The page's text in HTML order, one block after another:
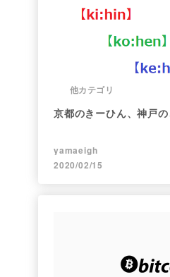
他カテゴリ
京都のきーひん、神戸
yamaeigh
2020/02/15